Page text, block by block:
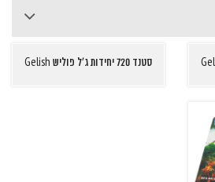
סטנד 720 יחידות ג'ל פוליש Gelish